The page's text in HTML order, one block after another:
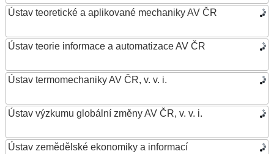
Ústav teoretické a aplikované mechaniky AV ČR
Ústav teorie informace a automatizace AV ČR
Ústav termomechaniky AV ČR, v. v. i.
Ústav výzkumu globální změny AV ČR, v. v. i.
Ústav zemědělské ekonomiky a informací